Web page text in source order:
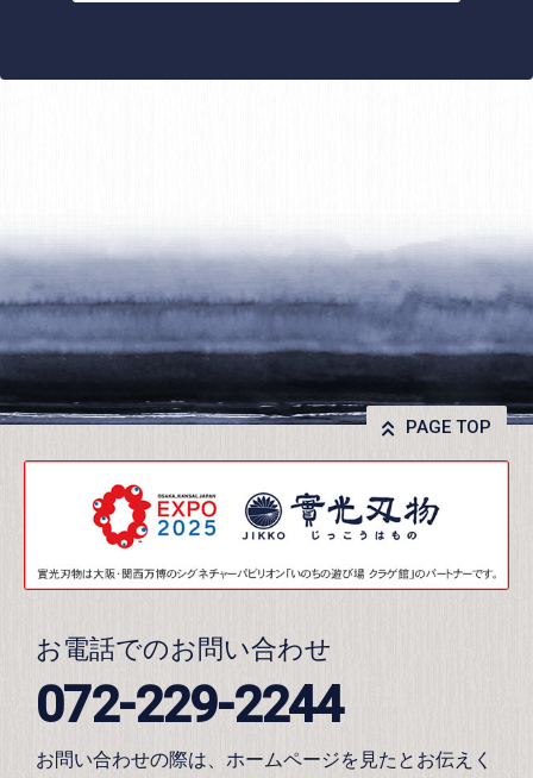
PAGE TOP
お電話でのお問い合わせ
072-229-2244
お問い合わせの際は、ホームページを見たとお伝えく